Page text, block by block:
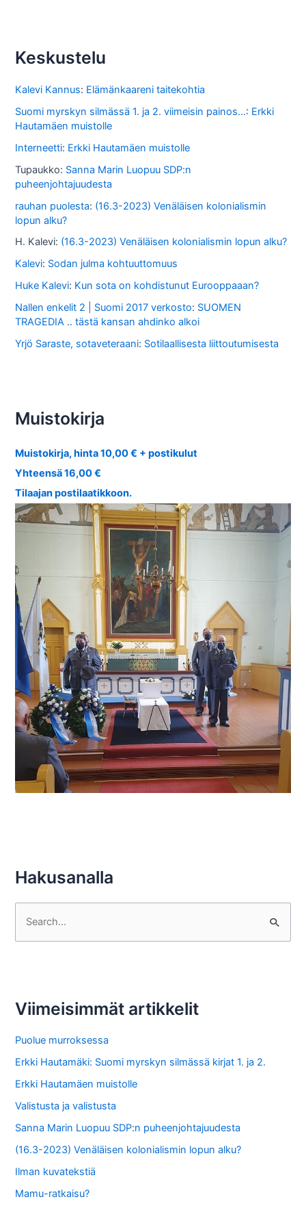
s
o
s
s
a
Keskustelu
Kalevi Kannus: Elämänkaareni taitekohtia
Suomi myrskyn silmässä 1. ja 2. viimeisin painos...: Erkki
Hautamäen muistolle
Interneetti: Erkki Hautamäen muistolle
Tupaukko: Sanna Marin Luopuu SDP:n
puheenjohtajuudesta
rauhan puolesta: (16.3-2023) Venäläisen kolonialismin
lopun alku?
H. Kalevi: (16.3-2023) Venäläisen kolonialismin lopun alku?
Kalevi: Sodan julma kohtuuttomuus
Huke Kalevi: Kun sota on kohdistunut Eurooppaaan?
Nallen enkelit 2 | Suomi 2017 verkosto: SUOMEN
TRAGEDIA .. tästä kansan ahdinko alkoi
Yrjö Saraste, sotaveteraani: Sotilaallisesta liittoutumisesta
Muistokirja
Muistokirja, hinta 10,00 € + postikulut
Yhteensä 16,00 €
Tilaajan postilaatikkoon.
Hakusanalla
h
:
Viimeisimmät artikkelit
Puolue murroksessa
Erkki Hautamäki: Suomi myrskyn silmässä kirjat 1. ja 2.
Erkki Hautamäen muistolle
Valistusta ja valistusta
Sanna Marin Luopuu SDP:n puheenjohtajuudesta
(16.3-2023) Venäläisen kolonialismin lopun alku?
Ilman kuvatekstiä
Mamu-ratkaisu?